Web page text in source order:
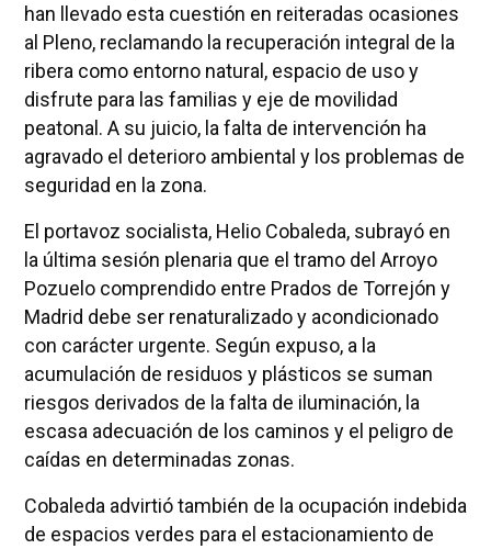
han llevado esta cuestión en reiteradas ocasiones
al Pleno, reclamando la recuperación integral de la
ribera como entorno natural, espacio de uso y
disfrute para las familias y eje de movilidad
peatonal. A su juicio, la falta de intervención ha
agravado el deterioro ambiental y los problemas de
seguridad en la zona.
El portavoz socialista, Helio Cobaleda, subrayó en
la última sesión plenaria que el tramo del Arroyo
Pozuelo comprendido entre Prados de Torrejón y
Madrid debe ser renaturalizado y acondicionado
con carácter urgente. Según expuso, a la
acumulación de residuos y plásticos se suman
riesgos derivados de la falta de iluminación, la
escasa adecuación de los caminos y el peligro de
caídas en determinadas zonas.
Cobaleda advirtió también de la ocupación indebida
de espacios verdes para el estacionamiento de